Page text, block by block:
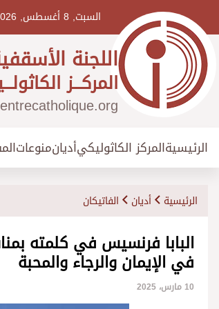
السبت, 8 أغسطس, 2026
اللجنة
المركـــز
الرئيسيةالمركز الكاثوليكيأديانمنوعات
الرئيسية أديان الفاتيكان
البابا فرنسيس في كلمته
في الإيمان والرجاء والمحبة
10 مارس، 2025